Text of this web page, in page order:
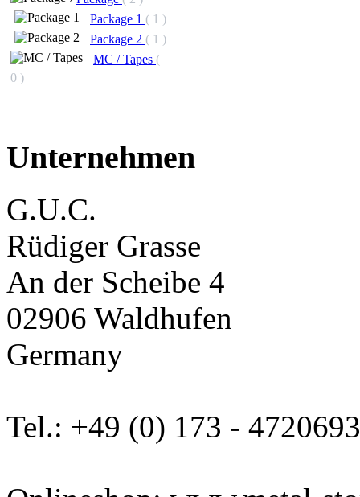
Package 1 ( 1 )
Package 2 ( 1 )
MC / Tapes (
0 )
Unternehmen
G.U.C.
Rüdiger Grasse
An der Scheibe 4
02906 Waldhufen
Germany
Tel.: +49 (0) 173 - 4720693